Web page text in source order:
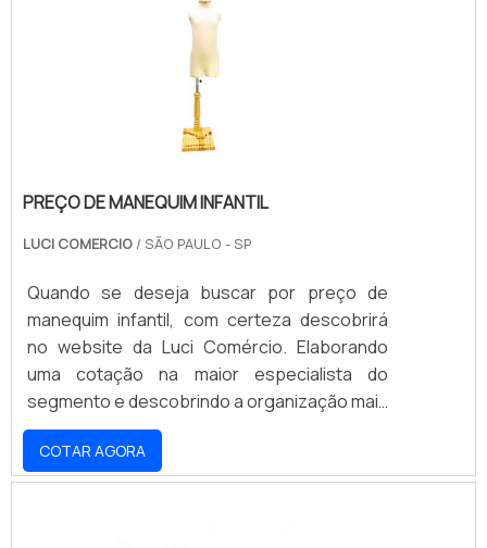
utilizar essas peças em vitrines, exposições,
estabelecimento, sempre vis.
PREÇO DE MANEQUIM INFANTIL
LUCI COMERCIO / SÃO PAULO - SP
Quando se deseja buscar por preço de
manequim infantil, com certeza descobrirá
no website da Luci Comércio. Elaborando
uma cotação na maior especialista do
segmento e descobrindo a organização mais
competente do ramo. Quando o interesse é
por preço de manequim infantil, com a Luci
Comércio Poderá encontrar proteção e
COTAR AGORA